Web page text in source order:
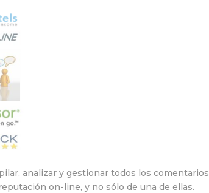
analizar y gestionar todos los comentarios
on-line, y no sólo de una de ellas.